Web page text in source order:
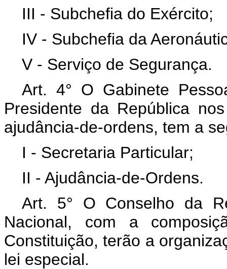
III - Subchefia do Exército;
IV - Subchefia da
V - Serviço de Segurança.
Art. 4° O Gabinete
Presidente da República
ajudância-de-ordens, tem a
I - Secretaria Particular;
II - Ajudância-de-Ordens.
Art. 5° O Conselho da
Nacional, com a
Constituição, terão a
lei especial.